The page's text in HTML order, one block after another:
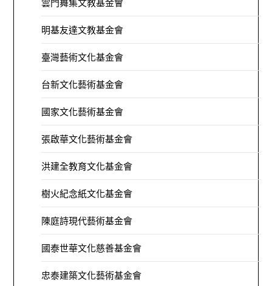
雲門舞集文教基金會
明基友達文教基金會
臺灣藝術文化基金會
台新文化藝術基金會
國家文化藝術基金會
張啟華文化藝術基金會
洪建全教育文化基金會
樹火紀念紙文化基金會
陳庭詩現代藝術基金會
國泰世華文化慈善基金會
忠泰建築文化藝術基金會